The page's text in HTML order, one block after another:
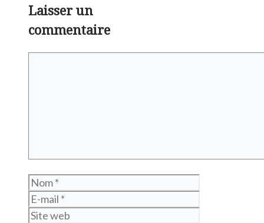
Laisser un
commentaire
Nom
E-
mail
Site